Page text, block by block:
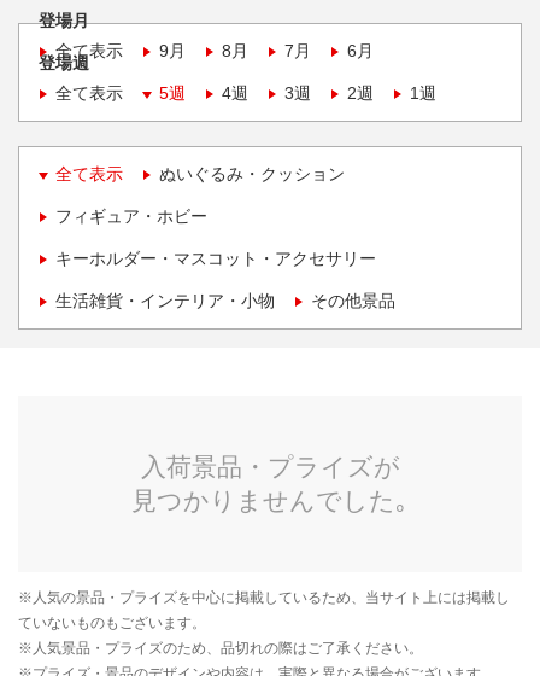
登場月
全て表示
9月 8月 7月 6月
登場週
全て表示
5週 4週 3週 2週 1週
全て表示 ぬいぐるみ・クッション
フィギュア・ホビー
キーホルダー・マスコット・アクセサリー
生活雑貨・インテリア・小物 その他景品